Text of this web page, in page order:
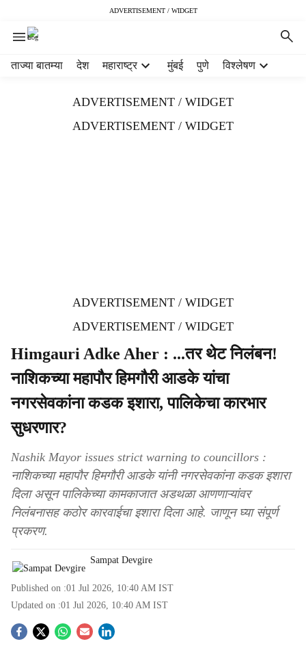
ADVERTISEMENT / WIDGET
ताज्या बातम्या देश महाराष्ट्र मुंबई पुणे विश्लेषण
ADVERTISEMENT / WIDGET
ADVERTISEMENT / WIDGET
ADVERTISEMENT / WIDGET
ADVERTISEMENT / WIDGET
Himgauri Adke Aher : ...तर थेट निलंबन!
नाशिकच्या महापौर हिमगौरी आडके यांचा
नगरसेवकांना कडक इशारा, पालिकेचा कारभार
सुधरणार?
Nashik Mayor issues strict warning to councillors :
नाशिकच्या महापौर हिमगौरी आडके यांनी नगरसेवकांना कडक इशारा
दिला असून पालिकेच्या कामकाजात अडथळा आणणाऱ्यांवर
निलंबनासह कठोर कारवाईचा इशारा दिला आहे. जाणून घ्या संपूर्ण
प्रकरण.
Sampat Devgire
Published on :01 Jul 2026, 10:40 AM IST
Updated on :01 Jul 2026, 10:40 AM IST
S